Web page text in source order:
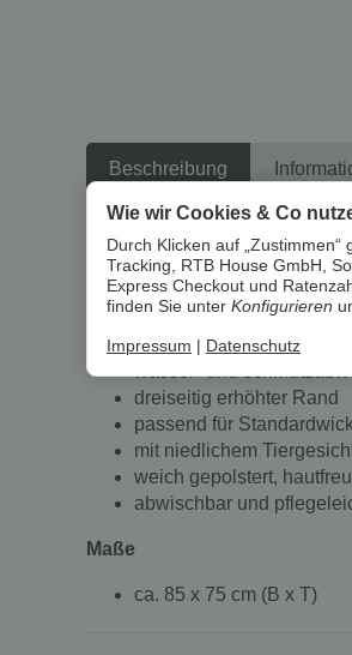
Beschreibung
Um dieUmwelt zu schonen,
wasser- und
dreiseitig erhöhter Rand
passend für
mit niedlichem
weich gepolstert,
abwischbar und
Maße
ca. 85 x 75 cm (B x T)
Wie wir Cookies & Co
Durch Klicken auf
Tracking, RTB House GmbH,
Express Checkout und
finden Sie unter Konfigurieren
Impressum | Datenschutz